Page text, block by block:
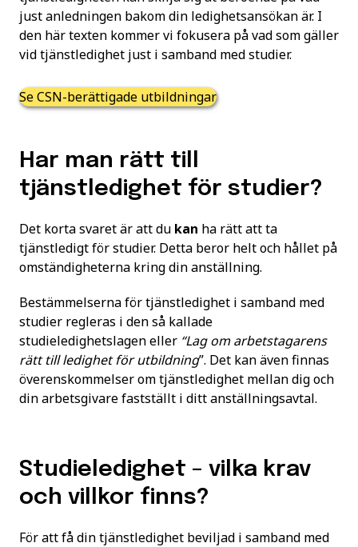
just anledningen bakom din ledighetsansökan är. I
den här texten kommer vi fokusera på vad som gäller
vid tjänstledighet just i samband med studier.
Se CSN-berättigade utbildningar
Har man rätt till
tjänstledighet för studier?
Det korta svaret är att du kan ha rätt att ta
tjänstledigt för studier. Detta beror helt och hållet på
omständigheterna kring din anställning.
Bestämmelserna för tjänstledighet i samband med
studier regleras i den så kallade
studieledighetslagen eller “Lag om arbetstagarens
rätt till ledighet för utbildning”. Det kan även finnas
överenskommelser om tjänstledighet mellan dig och
din arbetsgivare fastställt i ditt anställningsavtal.
Studieledighet – vilka krav
och villkor finns?
För att få din tjänstledighet beviljad i samband med